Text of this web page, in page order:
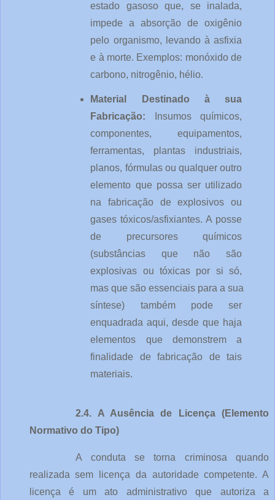
estado gasoso que, se inalada,
impede a absorção de oxigênio
pelo organismo, levando à asfixia
e à morte. Exemplos: monóxido de
carbono, nitrogênio, hélio.
Material Destinado à sua
Fabricação:
Insumos químicos,
componentes, equipamentos,
ferramentas, plantas industriais,
planos, fórmulas ou qualquer outro
elemento que possa ser utilizado
na fabricação de explosivos ou
gases tóxicos/asfixiantes. A posse
de precursores químicos
(substâncias que não são
explosivas ou tóxicas por si só,
mas que são essenciais para a sua
síntese) também pode ser
enquadrada aqui, desde que haja
elementos que demonstrem a
finalidade de fabricação de tais
materiais.
2.4. A Ausência de Licença (Elemento
Normativo do Tipo)
A conduta se torna criminosa quando
realizada sem licença da autoridade competente. A
licença é um ato administrativo que autoriza a